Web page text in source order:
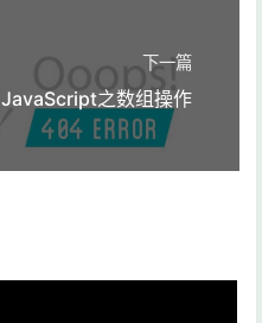
下一篇
JavaScript之数组操作